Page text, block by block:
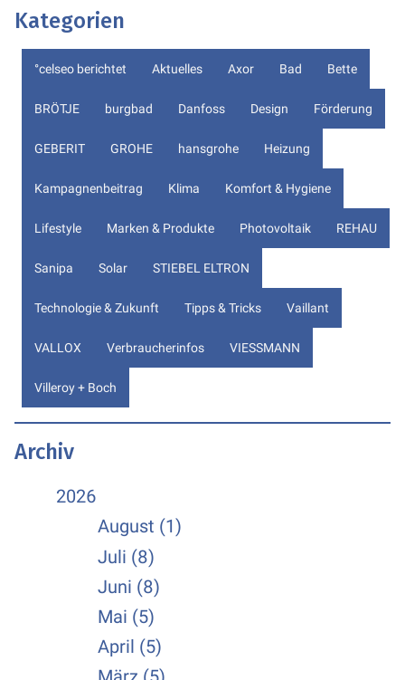
Kategorien
°celseo berichtet Aktuelles Axor Bad Bette
BRÖTJE burgbad Danfoss Design Förderung
GEBERIT GROHE hansgrohe Heizung
Kampagnenbeitrag Klima Komfort & Hygiene
Lifestyle Marken & Produkte Photovoltaik REHAU
Sanipa Solar STIEBEL ELTRON
Technologie & Zukunft Tipps & Tricks Vaillant
VALLOX Verbraucherinfos VIESSMANN
Villeroy + Boch
Archiv
2026
August (1)
Juli (8)
Juni (8)
Mai (5)
April (5)